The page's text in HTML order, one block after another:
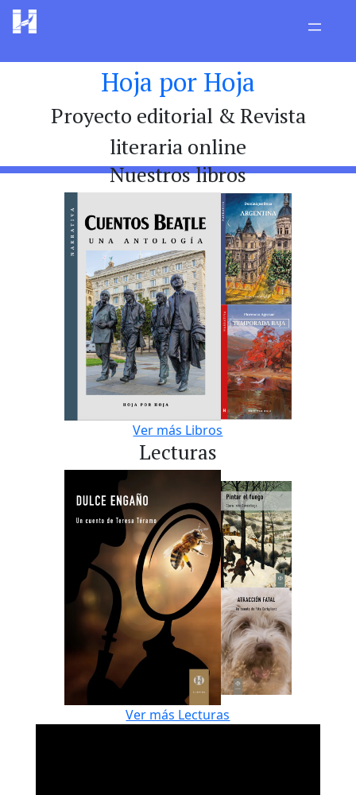
Hoja por Hoja
Proyecto editorial & Revista
literaria online
Nuestros libros
Ver más Libros
Lecturas
Ver más Lecturas